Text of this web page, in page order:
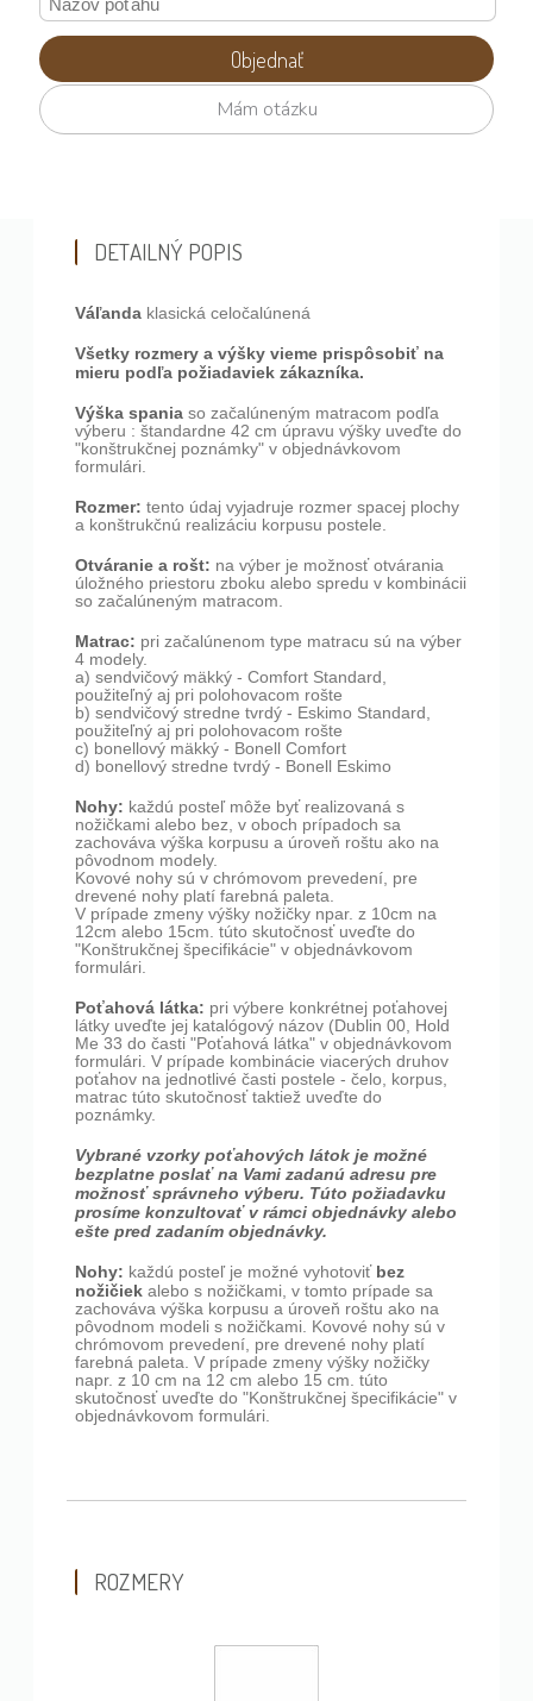
Objednať
Mám otázku
DETAILNÝ POPIS
Váľanda klasická celočalúnená
Všetky rozmery a výšky vieme prispôsobiť na
mieru podľa požiadaviek zákazníka.
Výška spania so začalúneným matracom podľa
výberu : štandardne 42 cm úpravu výšky uveďte do
"konštrukčnej poznámky" v objednávkovom
formulári.
Rozmer: tento údaj vyjadruje rozmer spacej plochy
a konštrukčnú realizáciu korpusu postele.
Otváranie a rošt: na výber je možnosť otvárania
úložného priestoru zboku alebo spredu v kombinácii
so začalúneným matracom.
Matrac: pri začalúnenom type matracu sú na výber
4 modely.
a) sendvičový mäkký - Comfort Standard,
použiteľný aj pri polohovacom rošte
b) sendvičový stredne tvrdý - Eskimo Standard,
použiteľný aj pri polohovacom rošte
c) bonellový mäkký - Bonell Comfort
d) bonellový stredne tvrdý - Bonell Eskimo
Nohy: každú posteľ môže byť realizovaná s
nožičkami alebo bez, v oboch prípadoch sa
zachováva výška korpusu a úroveň roštu ako na
pôvodnom modely.
Kovové nohy sú v chrómovom prevedení, pre
drevené nohy platí farebná paleta.
V prípade zmeny výšky nožičky npar. z 10cm na
12cm alebo 15cm. túto skutočnosť uveďte do
"Konštrukčnej špecifikácie" v objednávkovom
formulári.
Poťahová látka: pri výbere konkrétnej poťahovej
látky uveďte jej katalógový názov (Dublin 00, Hold
Me 33 do časti "Poťahová látka" v objednávkovom
formulári. V prípade kombinácie viacerých druhov
poťahov na jednotlivé časti postele - čelo, korpus,
matrac túto skutočnosť taktiež uveďte do
poznámky.
Vybrané vzorky poťahových látok je možné
bezplatne poslať na Vami zadanú adresu pre
možnosť správneho výberu. Túto požiadavku
prosíme konzultovať v rámci objednávky alebo
ešte pred zadaním objednávky.
Nohy: každú posteľ je možné vyhotoviť bez
nožičiek alebo s nožičkami, v tomto prípade sa
zachováva výška korpusu a úroveň roštu ako na
pôvodnom modeli s nožičkami. Kovové nohy sú v
chrómovom prevedení, pre drevené nohy platí
farebná paleta. V prípade zmeny výšky nožičky
napr. z 10 cm na 12 cm alebo 15 cm. túto
skutočnosť uveďte do "Konštrukčnej špecifikácie" v
objednávkovom formulári.
ROZMERY